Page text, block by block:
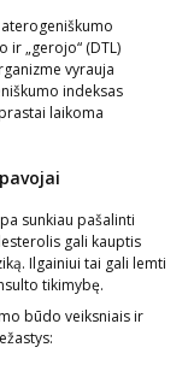
„gerojo“ (DTL)
vyrauja
indeksas
laikoma
sunkiau pašalinti
gali kauptis
Ilgainiui tai gali lemti
tikimybę.
būdo veiksniais ir